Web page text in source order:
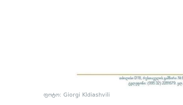
ფოტო: Giorgi Kldiashvili